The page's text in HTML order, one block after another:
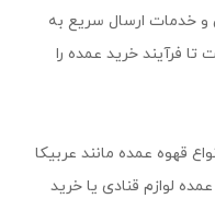
و خدمات ارسال سریع به
فرآیند خرید عمده را
قهوه عمده مانند عربیکا
برای خرید عمده لوازم قنادی یا خرید